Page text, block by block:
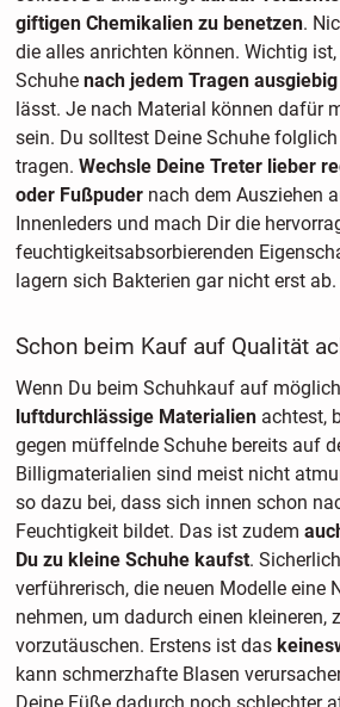
giftigen Chemikalien zu benetzen.
die alles anrichten können. Wichtig
Schuhe nach jedem Tragen
lässt. Je nach Material können dafür
sein. Du solltest Deine Schuhe
tragen. Wechsle Deine Treter lieber
oder Fußpudernach dem Ausziehen
Innenleders und mach Dir die
feuchtigkeitsabsorbierenden
lagern sich Bakterien gar nicht erst ab.
Schon beim Kauf auf Qualität
Wenn Du beim Schuhkauf auf
luftdurchlässige Materialienachtest,
gegen müffelnde Schuhe bereits auf
Billigmaterialien sind meist nicht
so dazu bei, dass sich innen schon
Feuchtigkeit bildet. Das ist zudem
Du zu kleine Schuhe kaufst.
verführerisch, die neuen Modelle eine
nehmen, um dadurch einen kleineren,
vorzutäuschen. Erstens ist das
kann schmerzhafte Blasen
Deine Füße dadurch noch schlechter